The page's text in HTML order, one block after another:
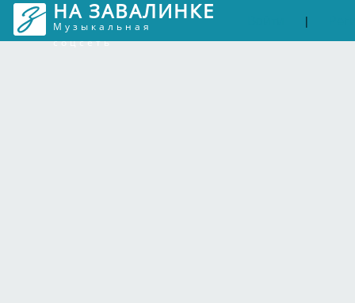
НА ЗАВАЛИНКЕ
Музыкальная
соцсеть
|